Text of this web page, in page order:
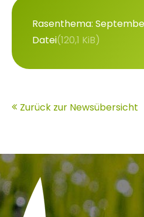
Rasenthema:
Datei(120,1 KiB)
Zurück zur Newsübersicht